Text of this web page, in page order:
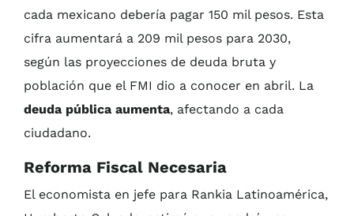
cada mexicano debería pagar 150 mil pesos. Esta
cifra aumentará a 209 mil pesos para 2030,
según las proyecciones de deuda bruta y
población que el FMI dio a conocer en abril. La
deuda pública aumenta, afectando a cada
ciudadano.
Reforma Fiscal Necesaria
El economista en jefe para Rankia Latinoamérica,